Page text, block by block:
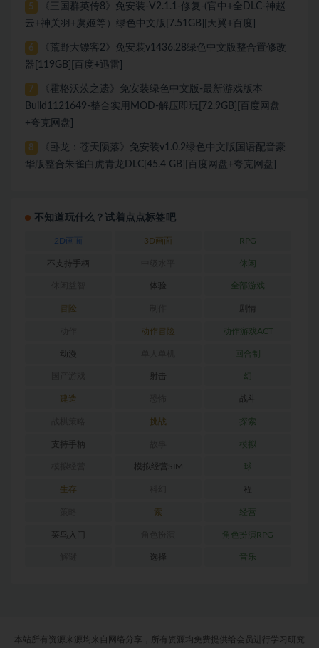
5
《三国群英传8》免安装-V2.1.1-修复-(官中+全DLC-神赵
云+神关羽+虞姬等）绿色中文版[7.51GB][天翼+百度]
6
《荒野大镖客2》免安装v1436.28绿色中文版整合置修改
器[119GB][百度+迅雷]
7
《霍格沃茨之遗》免安装绿色中文版-最新游戏版本
Build1121649-整合实用MOD-解压即玩[72.9GB][百度网盘
+夸克网盘]
8
《卧龙：苍天陨落》免安装v1.0.2绿色中文版国语配音豪
华版整合朱雀白虎青龙DLC[45.4 GB][百度网盘+夸克网盘]
不知道玩什么？试着点点标签吧
2D画面 3D画面 RPG
不支持手柄 休闲
体验 全部游戏
冒险 剧情
动作冒险 动作游戏ACT
动漫 回合制
射击 幻
建造 战斗
挑战 探索
支持手柄 模拟
模拟经营SIM 球
生存 程
索 经营
菜鸟入门 角色扮演RPG
选择 音乐
本站所有资源来源均来自网络分享，所有资源均免费提供给会员进行学习研究